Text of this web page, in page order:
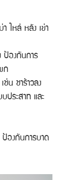
ไหล่ หลัง เข่า
ป้องกันการ
ก
ช่น ชาร้าวลง
ระสาท และ
องกันการบาด